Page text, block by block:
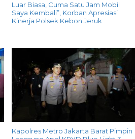
Luar Biasa, Cuma Satu Jam Mobil
Saya Kembali”, Korban Apresiasi
Kinerja Polsek Kebon Jeruk
Kapolres Metro Jakarta Barat Pimpin